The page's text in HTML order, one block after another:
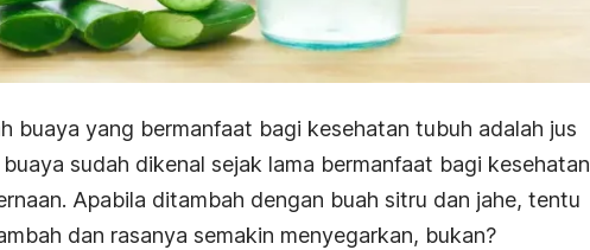
buaya yang bermanfaat bagi kesehatan tubuh adalah jus
sudah dikenal sejak lama bermanfaat bagi kesehatan
Apabila ditambah dengan buah sitru dan jahe, tentu
dan rasanya semakin menyegarkan, bukan?